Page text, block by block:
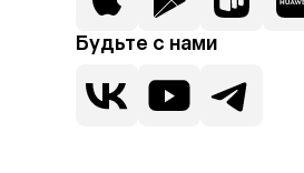
Будьте с нами